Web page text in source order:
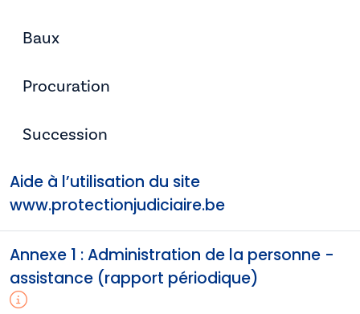
Baux
Procuration
Succession
Aide à l’utilisation du site
www.protectionjudiciaire.be
Annexe 1 : Administration de la personne -
assistance (rapport périodique)